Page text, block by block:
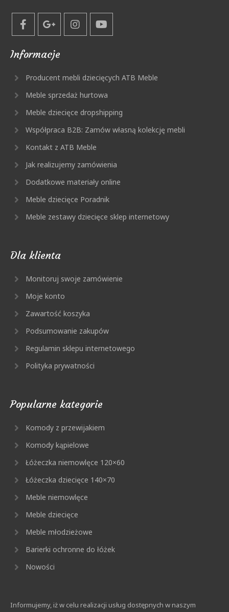
Informacje
Producent mebli dziecięcych ATB Meble
Meble sprzedaż hurtowa
Meble dziecięce dropshipping
Współpraca B2B: Zamów własną kolekcję mebli
Kontakt z ATB Meble
Jak realizujemy zamówienia
Dodatkowe materiały online
Meble dziecięce Poradnik
Meble zestawy dziecięce sklep internetowy
Dla klienta
Monitoruj swoje zamówienie
Moje konto
Zawartość koszyka
Podsumowanie zakupów
Regulamin sklepu internetowego
Polityka prywatności
Popularne kategorie
Komody z przewijakiem
Komody kąpielowe
Łóżeczka niemowlęce 120×60
Łóżeczka dziecięce 140×70
Meble niemowlęce
Meble dziecięce
Meble młodzieżowe
Barierki ochronne do łóżek
Nowości
Informujemy, iż w celu realizacji usług dostępnych w naszym